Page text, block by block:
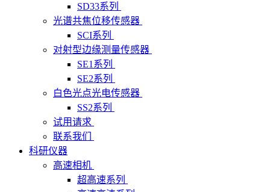
SD33系列
光谱共焦位移传感器
SCI系列
对射型边缘测量传感器
SE1系列
SE2系列
白色光点光电传感器
SS2系列
试用请求
联系我们
科研仪器
高速相机
超高速系列